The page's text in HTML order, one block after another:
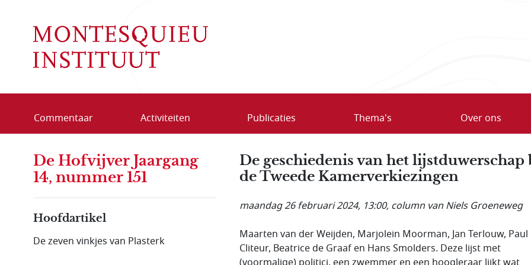
Commentaar Activiteiten Publicaties Thema's Over ons
De geschiedenis van het lijstduwerschap
de Tweede Kamer­verkie­zingen
maandag 26 februari 2024, 13:00, column van Niels Groeneweg
Maarten van der Weijden, Marjolein Moorman, Jan Terlouw, Paul
Cliteur, Beatrice de Graaf en Hans Smolders. Deze lijst met
De Hofvijver Jaargang
14, nummer 151
Hoofdartikel
De zeven vinkjes van Plasterk